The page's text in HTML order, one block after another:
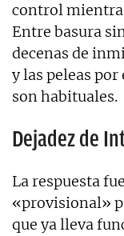
control
Entre basura
decenas de
y las peleas por
son habituales.
Dejadez de
La respuesta
«provisional»
que ya lleva